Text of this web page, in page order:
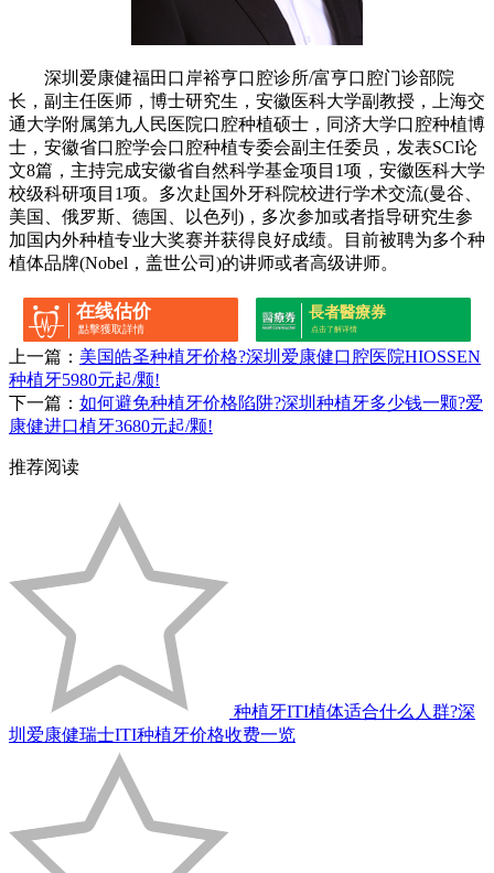
深圳爱康健福田口岸裕亨口腔诊所/富亨口腔门诊部院
长，副主任医师，博士研究生，安徽医科大学副教授，上海交
通大学附属第九人民医院口腔种植硕士，同济大学口腔种植博
士，安徽省口腔学会口腔种植专委会副主任委员，发表SCI论
文8篇，主持完成安徽省自然科学基金项目1项，安徽医科大学
校级科研项目1项。多次赴国外牙科院校进行学术交流(曼谷、
美国、俄罗斯、德国、以色列)，多次参加或者指导研究生参
加国内外种植专业大奖赛并获得良好成绩。目前被聘为多个种
植体品牌(Nobel，盖世公司)的讲师或者高级讲师。
在线估价
點擊獲取詳情
長者醫療券
点击了解详情
上一篇： 美国皓圣种植牙价格?深圳爱康健口腔医院HIOSSEN
种植牙5980元起/颗!
下一篇： 如何避免种植牙价格陷阱?深圳种植牙多少钱一颗?爱
康健进口植牙3680元起/颗!
推荐阅读
种植牙ITI植体适合什么人群?深
圳爱康健瑞士ITI种植牙价格收费一览